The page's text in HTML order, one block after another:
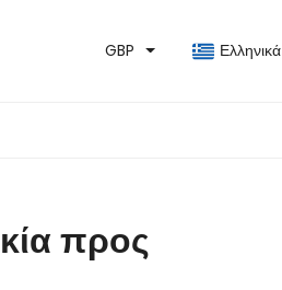
GBP Ελληνικά
προς